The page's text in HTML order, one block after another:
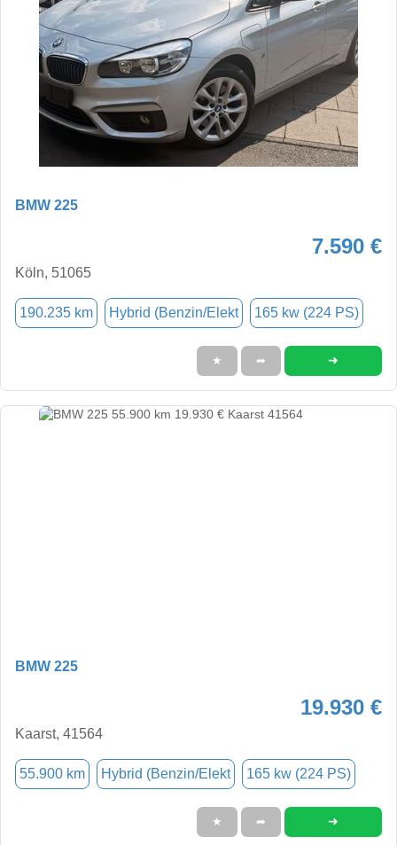
BMW 225
7.590 €
Köln, 51065
190.235 km Hybrid (Benzin/Elekt 165 kw (224 PS)
★ ➦ ➜
BMW 225
19.930 €
Kaarst, 41564
55.900 km Hybrid (Benzin/Elekt 165 kw (224 PS)
★ ➦ ➜